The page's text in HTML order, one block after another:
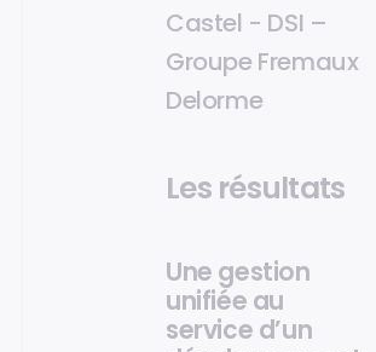
Castel - DSI –
Groupe Fremaux
Delorme
Les résultats
Une gestion
unifiée au
service d’un